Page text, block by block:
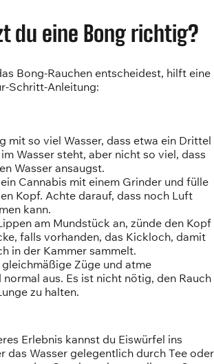
du eine Bong richtig?
Bong-Rauchen entscheidest, hilft eine
Schritt-Anleitung:
mit so viel Wasser, dass etwa ein Drittel
Wasser steht, aber nicht so viel, dass
Wasser ansaugst.
Cannabis mit einem Grinder und fülle
Kopf. Achte darauf, dass noch Luft
kann.
am Mundstück an, zünde den Kopf
falls vorhanden, das Kickloch, damit
in der Kammer sammelt.
Züge und atme
aus. Es ist nicht nötig, den Rauch
zu halten.
Erlebnis kannst du Eiswürfel ins
das Wasser gelegentlich durch Tee oder